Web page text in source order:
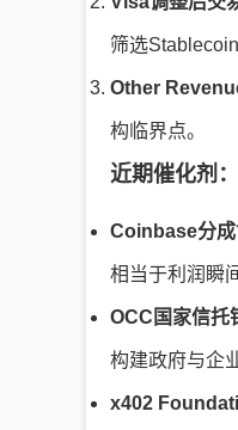
筛选
Other
构临界点。
近期催化剂
Coinbase分成
相当于利润瞬
OCC国家信托
构建政府与企
x402